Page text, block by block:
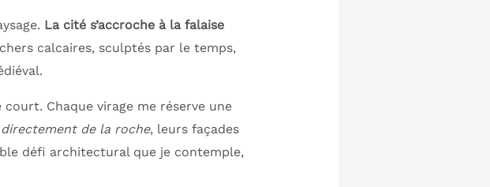
La cité s’accroche à la falaise
calcaires, sculptés par le temps,
Chaque virage me réserve une
de la roche, leurs façades
défi architectural que je contemple,